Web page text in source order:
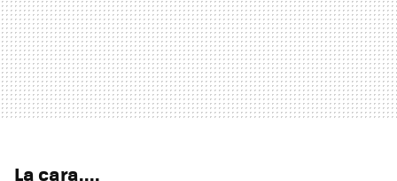
La cara....